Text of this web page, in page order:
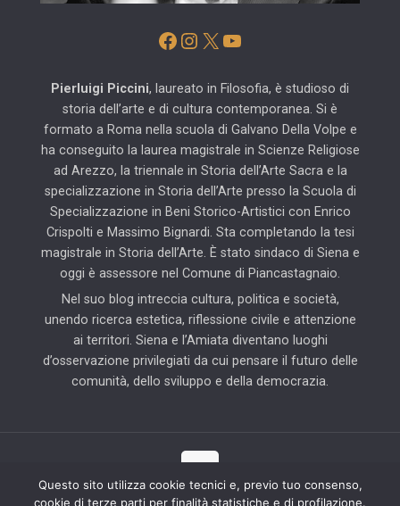
Facebook
Instagram
X YouTube
Pierluigi Piccini, laureato in Filosofia, è studioso di
storia dell’arte e di cultura contemporanea. Si è
formato a Roma nella scuola di Galvano Della Volpe e
ha conseguito la laurea magistrale in Scienze Religiose
ad Arezzo, la triennale in Storia dell’Arte Sacra e la
specializzazione in Storia dell’Arte presso la Scuola di
Specializzazione in Beni Storico-Artistici con Enrico
Crispolti e Massimo Bignardi. Sta completando la tesi
magistrale in Storia dell’Arte. È stato sindaco di Siena e
oggi è assessore nel Comune di Piancastagnaio.
Nel suo blog intreccia cultura, politica e società,
unendo ricerca estetica, riflessione civile e attenzione
ai territori. Siena e l’Amiata diventano luoghi
d’osservazione privilegiati da cui pensare il futuro delle
comunità, dello sviluppo e della democrazia.
Questo sito utilizza cookie tecnici e, previo tuo consenso,
cookie di terze parti per finalità statistiche e di profilazione.